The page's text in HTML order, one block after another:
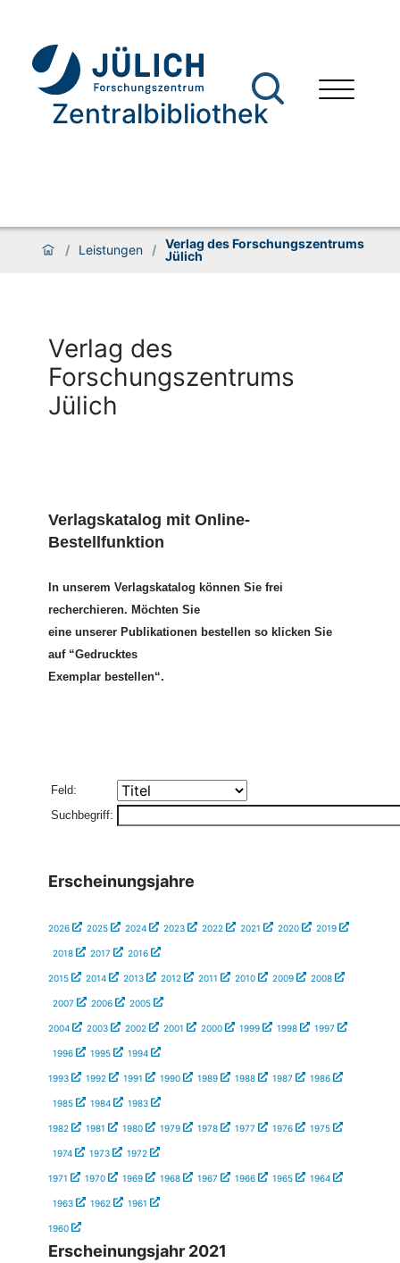
Zentralbibliothek
/ Leistungen / Verlag des Forschungszentrums
Jülich
Verlag des
Forschungszentrums
Jülich
Verlagskatalog mit Online-
Bestellfunktion
In unserem Verlagskatalog können Sie frei
recherchieren. Möchten Sie
eine unserer Publikationen bestellen so klicken Sie
auf “Gedrucktes
Exemplar bestellen“.
Feld:
Suchbegriff:
Erscheinungsjahre
2026 2025 2024 2023 2022 2021 2020 2019
2018 2017 2016
2015 2014 2013 2012 2011 2010 2009 2008
2007 2006 2005
2004 2003 2002 2001 2000 1999 1998 1997
1996 1995 1994
1993 1992 1991 1990 1989 1988 1987 1986
1985 1984 1983
1982 1981 1980 1979 1978 1977 1976 1975
1974 1973 1972
1971 1970 1969 1968 1967 1966 1965 1964
1963 1962 1961
1960
Erscheinungsjahr 2021